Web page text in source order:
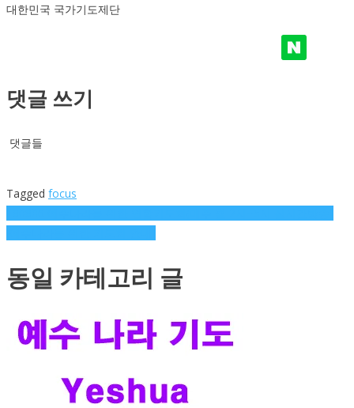
대한민국 국가기도제단
댓글 쓰기
댓글들
Tagged focus
글
탐
색
동일 카테고리 글